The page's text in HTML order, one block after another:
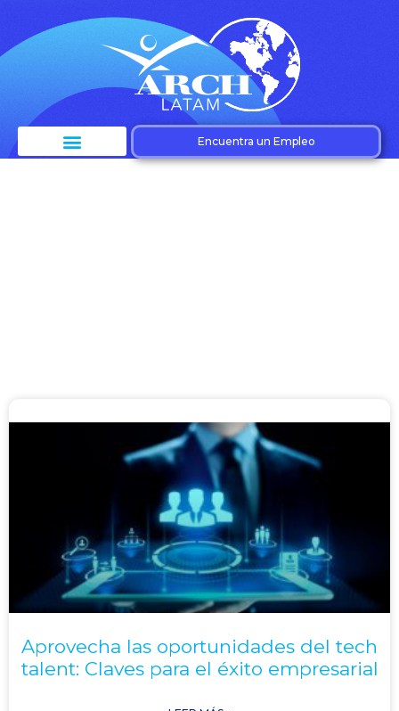
Encuentra un Empleo
Aprovecha las oportunidades del tech
talent: Claves para el éxito empresarial